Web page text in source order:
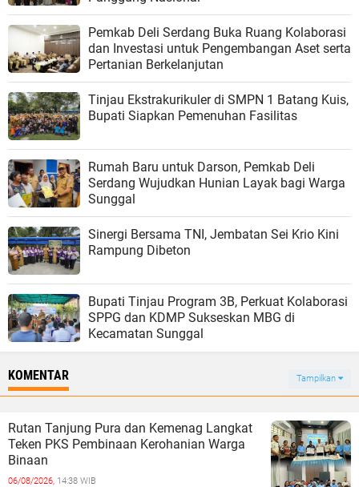
Pemkab Deli Serdang Buka Ruang Kolaborasi
dan Investasi untuk Pengembangan Aset serta
Pertanian Berkelanjutan
Tinjau Ekstrakurikuler di SMPN 1 Batang Kuis,
Bupati Siapkan Pemenuhan Fasilitas
Rumah Baru untuk Darson, Pemkab Deli
Serdang Wujudkan Hunian Layak bagi Warga
Sunggal
Sinergi Bersama TNI, Jembatan Sei Krio Kini
Rampung Dibeton
Bupati Tinjau Program 3B, Perkuat Kolaborasi
SPPG dan KDMP Sukseskan MBG di
Kecamatan Sunggal
KOMENTAR Tampilkan
Rutan Tanjung Pura dan Kemenag Langkat
Teken PKS Pembinaan Kerohanian Warga
Binaan
06/08/2026, 14:38 WIB